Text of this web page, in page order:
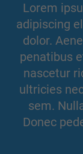
Lorem
adipiscing
dolor.
penatibus
nascetur
ultricies
sem.
Donec